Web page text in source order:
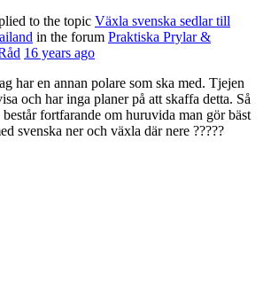
to the topic Växla svenska sedlar till
in the forum Praktiska Prylar &
16 years ago
har en annan polare som ska med. Tjejen
och har inga planer på att skaffa detta. Så
fortfarande om huruvida man gör bäst
svenska ner och växla där nere ?????